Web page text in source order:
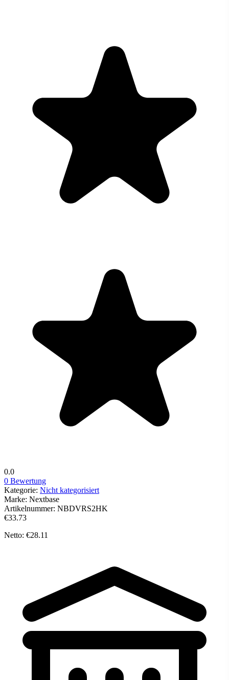
0.0
0 Bewertung
Kategorie: Nicht kategorisiert
Marke: Nextbase
Artikelnummer: NBDVRS2HK
€33.73
Netto: €28.11